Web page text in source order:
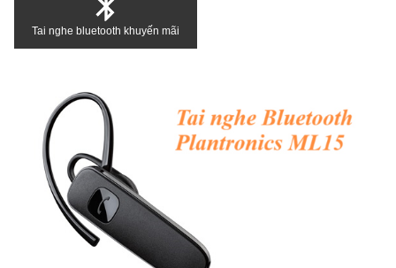
Tai nghe bluetooth khuyến mãi